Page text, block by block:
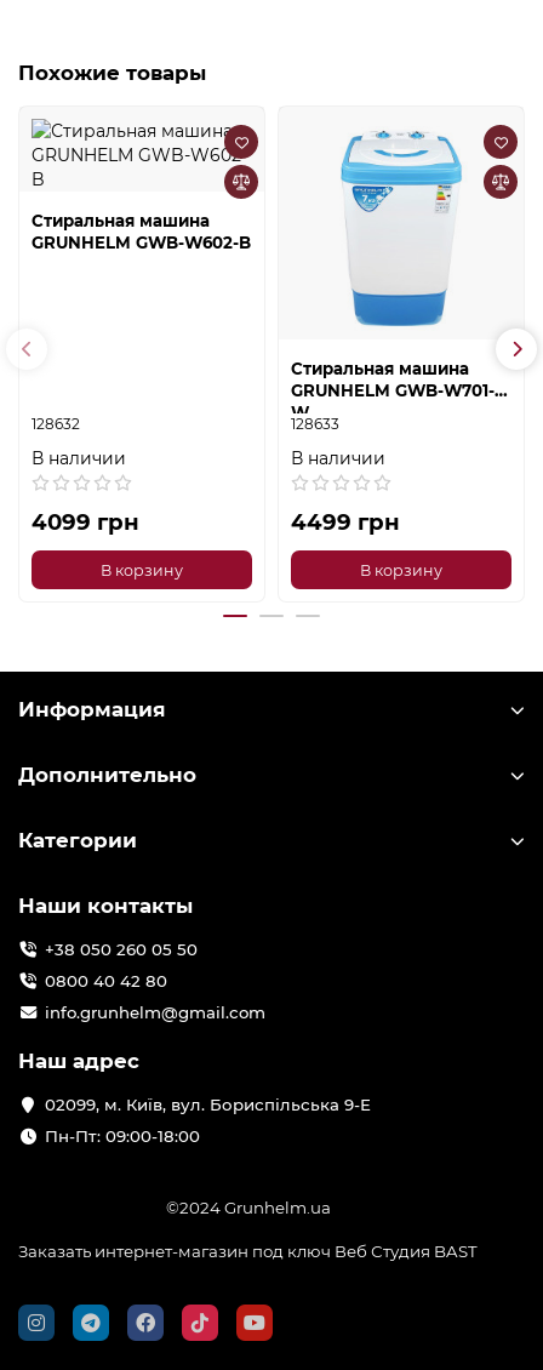
Похожие товары
Стиральная машина
GRUNHELM GWB-W602-B
128632
В наличии
4099 грн
В корзину
Стиральная машина
GRUNHELM GWB-W701-
W
128633
В наличии
4499 грн
В корзину
Информация
Дополнительно
Категории
Наши контакты
+38 050 260 05 50
0800 40 42 80
info.grunhelm@gmail.com
Наш адрес
02099, м. Київ, вул. Бориспільська 9-Е
Пн-Пт: 09:00-18:00
©2024 Grunhelm.ua
Заказать интернет-магазин под ключ Веб Студия BAST